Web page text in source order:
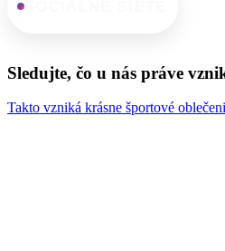
Sledujte, čo u nás práve
Takto vzniká krásne športové